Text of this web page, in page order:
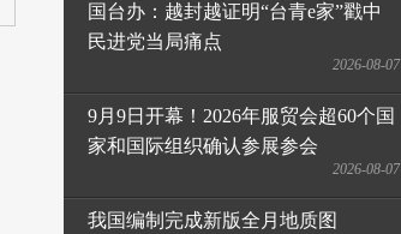
国台办：越封越证明“台青e家”戳中
民进党当局痛点
2026-08-07
9月9日开幕！2026年服贸会超60个国
家和国际组织确认参展参会
2026-08-07
我国编制完成新版全月地质图